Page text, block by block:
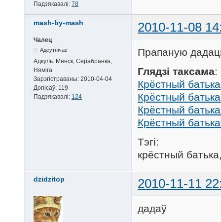
Падзякавалі: 78
mash-by-mash 2010-11-08
Чалец
Адсутнічае
Адкуль: Менск, Серабранка,
Няміга
Зарэгістраваны: 2010-04-04
Допісаў: 119
Падзякавалі: 124
Прапаную
Глядзі таксама:
Крёстный батька
Крёстный
Крёстный
Крёстный
Тэгі:
крёстный
dzidzitop 2010-11-11
дадаў